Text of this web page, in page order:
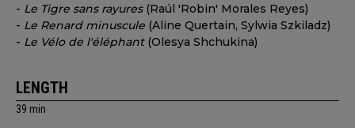
- Le Tigre sans rayures(Raúl 'Robin' Morales Reyes)
- Le Renard minuscule (Aline Quertain, Sylwia Szkiladz)
- Le Vélo de l'éléphant(Olesya Shchukina)
LENGTH
39 min